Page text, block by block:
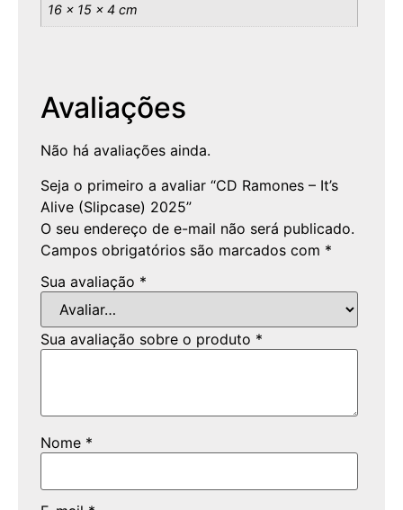
16 × 15 × 4 cm
Avaliações
Não há avaliações ainda.
Seja o primeiro a avaliar “CD Ramones – It’s
Alive (Slipcase) 2025”
O seu endereço de e-mail não será publicado.
Campos obrigatórios são marcados com *
Sua avaliação *
Sua avaliação sobre o produto *
Nome *